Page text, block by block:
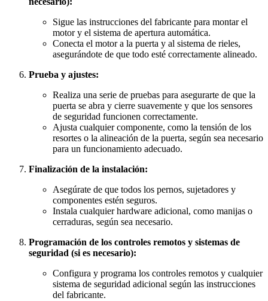
Sigue las instrucciones del fabricante para montar el
motor y el sistema de apertura automática.
Conecta el motor a la puerta y al sistema de rieles,
asegurándote de que todo esté correctamente alineado.
Prueba y ajustes:
Realiza una serie de pruebas para asegurarte de que la
puerta se abra y cierre suavemente y que los sensores
de seguridad funcionen correctamente.
Ajusta cualquier componente, como la tensión de los
resortes o la alineación de la puerta, según sea necesario
para un funcionamiento adecuado.
Finalización de la instalación:
Asegúrate de que todos los pernos, sujetadores y
componentes estén seguros.
Instala cualquier hardware adicional, como manijas o
cerraduras, según sea necesario.
Programación de los controles remotos y sistemas de
seguridad (si es necesario):
Configura y programa los controles remotos y cualquier
sistema de seguridad adicional según las instrucciones
del fabricante.